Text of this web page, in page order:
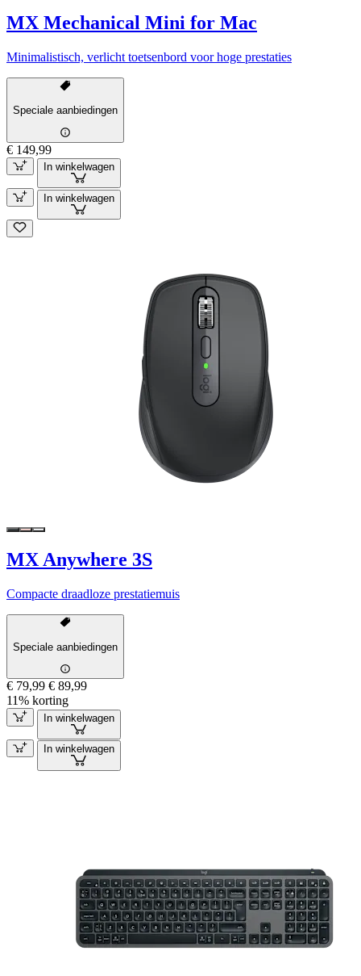
MX Mechanical Mini for Mac
Minimalistisch, verlicht toetsenbord voor hoge prestaties
Speciale aanbiedingen
€ 149,99
In winkelwagen
In winkelwagen
MX Anywhere 3S
Compacte draadloze prestatiemuis
Speciale aanbiedingen
€ 79,99 € 89,99
11% korting
In winkelwagen
In winkelwagen